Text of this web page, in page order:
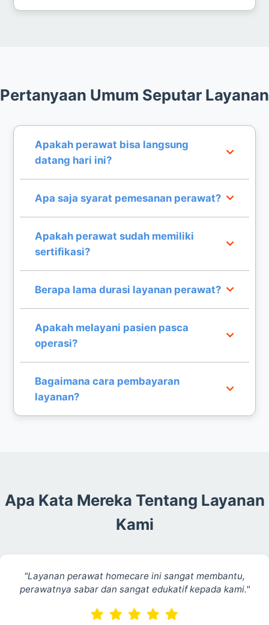
Pertanyaan Umum Seputar Layanan
Apakah perawat bisa langsung
datang hari ini?
Ya, kami memiliki sistem layanan siap segera
untuk penempatan perawat di wilayah Jakarta
sesuai ketersediaan tim.
Apa saja syarat pemesanan perawat?
Anda cukup menyiapkan data medis pasien dan
lokasi domisili di Jakarta untuk proses
penyesuaian perawat.
Apakah perawat sudah memiliki
sertifikasi?
Seluruh perawat kami adalah tenaga medis
profesional yang memiliki sertifikasi dan
pengalaman klinis yang valid.
Berapa lama durasi layanan perawat?
Durasi layanan sangat fleksibel, mulai dari harian,
mingguan, hingga bulanan sesuai kebutuhan
pemulihan pasien.
Apakah melayani pasien pasca
operasi?
Tentu, kami sangat berpengalaman dalam
menangani perawatan luka dan pemulihan pasien
pasca operasi di rumah.
Bagaimana cara pembayaran
layanan?
Apa Kata Mereka Tentang Layanan
Kami
"Layanan perawat homecare ini sangat membantu,
perawatnya sabar dan sangat edukatif kepada kami."